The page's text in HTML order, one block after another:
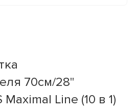
70см/28''
Line (10 в 1)